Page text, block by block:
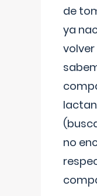
de
ya
no